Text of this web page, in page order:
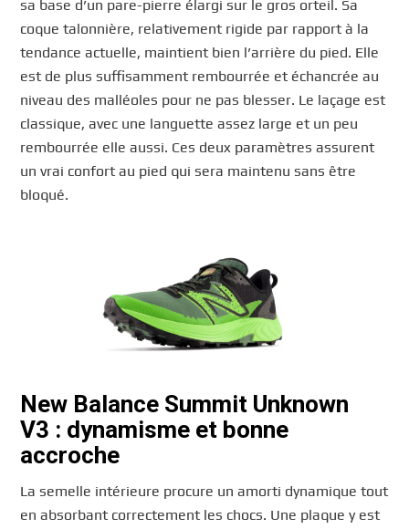
sa base d’un pare-pierre élargi sur le gros orteil. Sa
coque talonnière, relativement rigide par rapport à la
tendance actuelle, maintient bien l’arrière du pied. Elle
est de plus suffisamment rembourrée et échancrée au
niveau des malléoles pour ne pas blesser. Le laçage est
classique, avec une languette assez large et un peu
rembourrée elle aussi. Ces deux paramètres assurent
un vrai confort au pied qui sera maintenu sans être
bloqué.
New Balance Summit Unknown
V3 : dynamisme et bonne
accroche
La semelle intérieure procure un amorti dynamique tout
en absorbant correctement les chocs. Une plaque y est